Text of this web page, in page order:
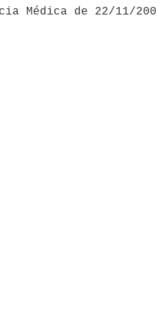
Médica de 22/11/